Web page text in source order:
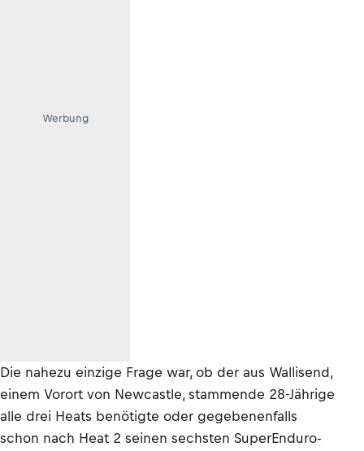
Werbung
Die nahezu einzige Frage war, ob der aus Wallisend,
einem Vorort von Newcastle, stammende 28-Jährige
alle drei Heats benötigte oder gegebenenfalls
schon nach Heat 2 seinen sechsten SuperEnduro-